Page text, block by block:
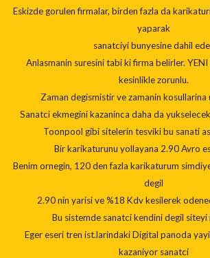
Eskizde gorulen firmalar, birden fazla da
yaparak
sanatciyi bunyesine dahil
Anlasmanin suresini tabi ki firma belirler. YENI
kesinlikle zorunlu.
Zaman degismistir ve zamanin kosullarina
Sanatci ekmegini kazaninca daha da
Toonpool gibi sitelerin tesviki bu sanati
Bir karikaturunu yollayana 2.90 Avro
Benim ornegin, 120 den fazla karikaturum
degil
2.90 nin yarisi ve %18 Kdv kesilerek
Bu sistemde sanatci kendini degil siteyi
Eger eseri tren ist.larindaki Digital panoda
kazaniyor sanatci